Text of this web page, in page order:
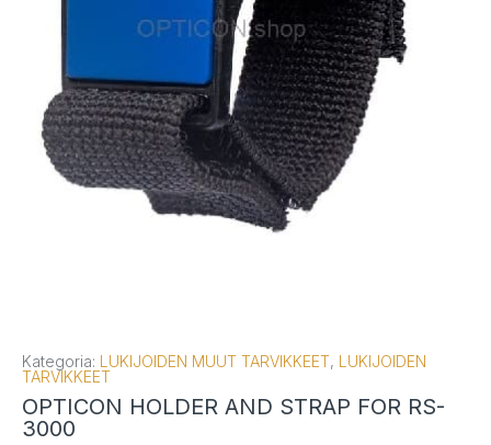
Kategoria: LUKIJOIDEN MUUT TARVIKKEET, LUKIJOIDEN
TARVIKKEET
OPTICON HOLDER AND STRAP FOR RS-
3000